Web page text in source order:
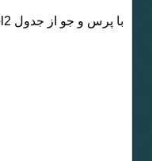
با پرس و جو از جدول tbl2، به خطا برخواهیم خورد: